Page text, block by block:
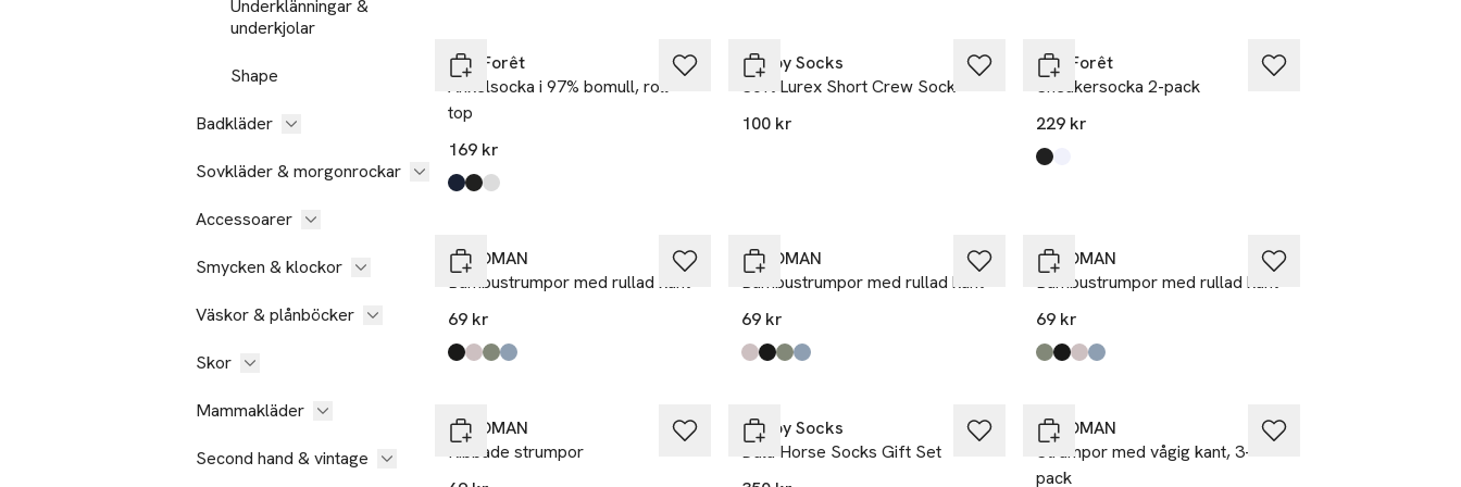
Underklänningar &
underkjolar
Shape
Badkläder
Sovkläder & morgonrockar
Accessoarer
Smycken & klockor
Väskor & plånböcker
Skor
Mammakläder
Second hand & vintage
BleuForêt
Ankelsocka i 97% bomull, roll-
top
169 kr
Produkten finns i färgerna:
Denim Blue
Black,
White,
Happy Socks
Soft Lurex Short Crew Sock
100 kr
BleuForêt
Sneakersocka 2-pack
229 kr
Produkten finns i färgerna:
Black
White
Å WOMAN
Bambustrumpor med rullad kant
69 kr
Produkten finns i färgerna:
Black Dot
Light Pink
Green,
Blue,
Å WOMAN
Bambustrumpor med rullad kant
69 kr
Produkten finns i färgerna:
Light Pink
Black Dot
Green,
Blue,
Å WOMAN
Bambustrumpor med rullad kant
69 kr
Produkten finns i färgerna:
Green,
Black Dot
Light Pink
Blue,
Å WOMAN
Ribbade strumpor
Happy Socks
Dala Horse Socks Gift Set
Å WOMAN
Strumpor med vågig kant, 3-
pack